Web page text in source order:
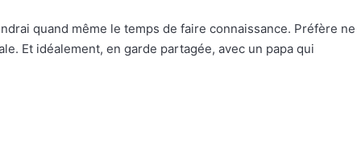
quand même le temps de faire connaissance. Préfère ne
Et idéalement, en garde partagée, avec un papa qui